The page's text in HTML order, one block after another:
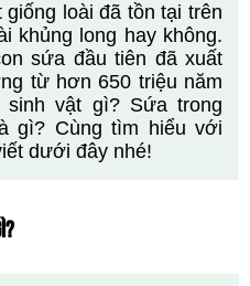
loài đã tồn tại trên
khủng long hay không.
sứa đầu tiên đã xuất
từ hơn 650 triệu năm
vật gì? Sứa trong
gì? Cùng tìm hiểu với
dưới đây nhé!